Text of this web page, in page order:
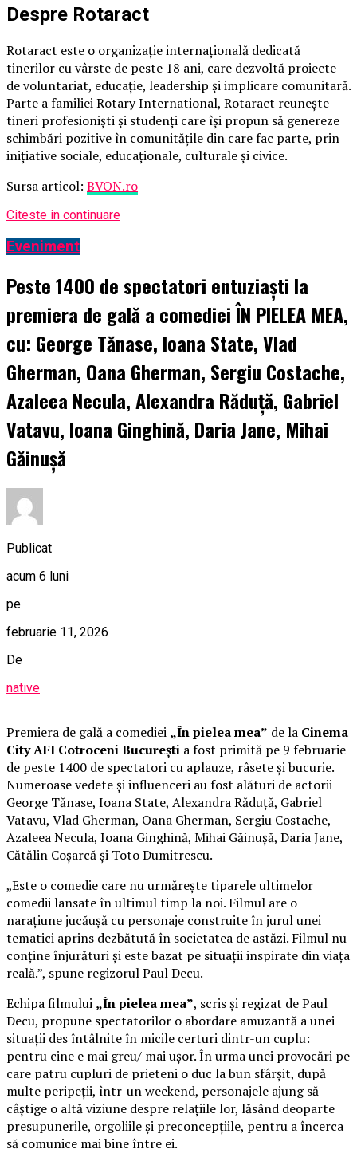
Despre Rotaract
Rotaract este o organizație internațională dedicată
tinerilor cu vârste de peste 18 ani, care dezvoltă proiecte
de voluntariat, educație, leadership și implicare comunitară.
Parte a familiei Rotary International, Rotaract reunește
tineri profesioniști și studenți care își propun să genereze
schimbări pozitive în comunitățile din care fac parte, prin
inițiative sociale, educaționale, culturale și civice.
Sursa articol: BVON.ro
Citeste in continuare
Eveniment
Peste 1400 de spectatori entuziaști la
premiera de gală a comediei ÎN PIELEA MEA,
cu: George Tănase, Ioana State, Vlad
Gherman, Oana Gherman, Sergiu Costache,
Azaleea Necula, Alexandra Răduță, Gabriel
Vatavu, Ioana Ginghină, Daria Jane, Mihai
Găinușă
Publicat
acum 6 luni
pe
februarie 11, 2026
De
native
Premiera de gală a comediei „În pielea mea” de la Cinema
City AFI Cotroceni București a fost primită pe 9 februarie
de peste 1400 de spectatori cu aplauze, râsete și bucurie.
Numeroase vedete și influenceri au fost alături de actorii
George Tănase, Ioana State, Alexandra Răduță, Gabriel
Vatavu, Vlad Gherman, Oana Gherman, Sergiu Costache,
Azaleea Necula, Ioana Ginghină, Mihai Găinușă, Daria Jane,
Cătălin Coșarcă și Toto Dumitrescu.
„Este o comedie care nu urmărește tiparele ultimelor
comedii lansate în ultimul timp la noi. Filmul are o
narațiune jucăușă cu personaje construite în jurul unei
tematici aprins dezbătută în societatea de astăzi. Filmul nu
conține înjurături și este bazat pe situații inspirate din viața
reală.”, spune regizorul Paul Decu.
Echipa filmului „În pielea mea”, scris și regizat de Paul
Decu, propune spectatorilor o abordare amuzantă a unei
situații des întâlnite în micile certuri dintr-un cuplu:
pentru cine e mai greu/ mai ușor. În urma unei provocări pe
care patru cupluri de prieteni o duc la bun sfârșit, după
multe peripeții, într-un weekend, personajele ajung să
câștige o altă viziune despre relațiile lor, lăsând deoparte
presupunerile, orgoliile și preconcepțiile, pentru a încerca
să comunice mai bine între ei.